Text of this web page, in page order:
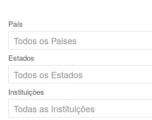
País
Estados
Instituições